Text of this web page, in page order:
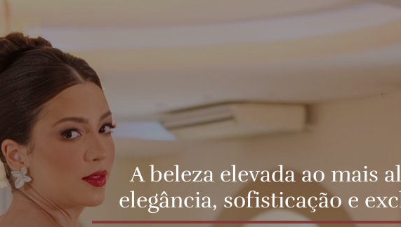
A beleza elevada ao mais
elegância, sofisticação e